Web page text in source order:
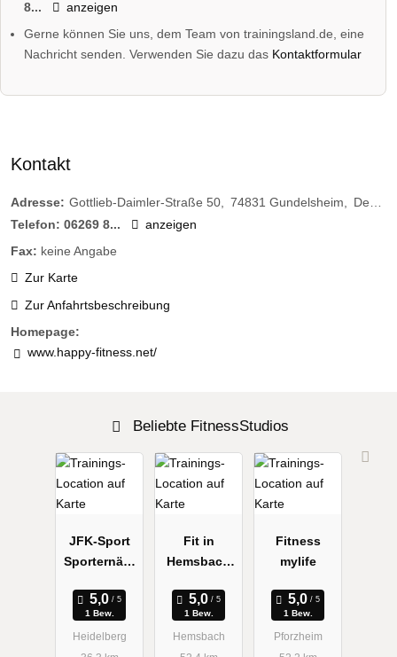
8...
anzeigen
Gerne können Sie uns, dem Team von trainingsland.de, eine
Nachricht senden. Verwenden Sie dazu das Kontaktformular
Kontakt
Adresse: Gottlieb-Daimler-Straße 50 74831 Gundelsheim
Deutschland
Telefon: 06269 8...
anzeigen
Fax: keine Angabe
Zur Karte
Zur Anfahrtsbeschreibung
Homepage:
www.happy-fitness.net/
Beliebte FitnessStudios
JFK-Sport
Sporternähr
1 Bew.
Heidelberg
Fit in
Hemsbach
1 Bew.
Hemsbach
Fitness
mylife
1 Bew.
Pforzheim